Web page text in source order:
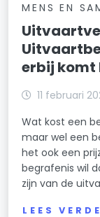
MENS EN
erbij komt
11 februari
Wat kost een
maar wel een
het ook een
begrafenis wil
zijn van de
LEES